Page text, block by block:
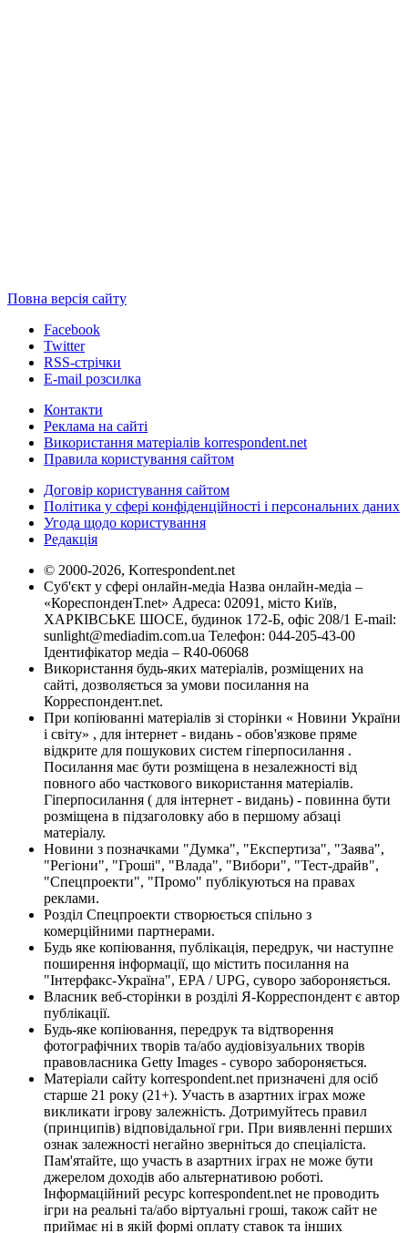
Повна версія сайту
Facebook
Twitter
RSS-стрічки
E-mail розсилка
Контакти
Реклама на сайті
Використання матеріалів korrespondent.net
Правила користування сайтом
Договір користування сайтом
Політика у сфері конфіденційності і персональних даних
Угода щодо користування
Редакція
© 2000-2026, Korrespondent.net
Суб'єкт у сфері онлайн-медіа Назва онлайн-медіа –
«КореспонденТ.net» Адреса: 02091, місто Київ,
ХАРКІВСЬКЕ ШОСЕ, будинок 172-Б, офіс 208/1 E-mail:
sunlight@mediadim.com.ua Телефон: 044-205-43-00
Ідентифікатор медіа – R40-06068
Використання будь-яких матеріалів, розміщених на
сайті, дозволяється за умови посилання на
Корреспондент.net.
При копіюванні матеріалів зі сторінки « Новини України
і світу» , для інтернет - видань - обов'язкове пряме
відкрите для пошукових систем гіперпосилання .
Посилання має бути розміщена в незалежності від
повного або часткового використання матеріалів.
Гіперпосилання ( для інтернет - видань) - повинна бути
розміщена в підзаголовку або в першому абзаці
матеріалу.
Новини з позначками "Думка", "Експертиза", "Заява",
"Регіони", "Гроші", "Влада", "Вибори", "Тест-драйв",
"Спецпроекти", "Промо" публікуються на правах
реклами.
Розділ Спецпроекти створюється спільно з
комерційними партнерами.
Будь яке копіювання, публікація, передрук, чи наступне
поширення інформації, що містить посилання на
"Інтерфакс-Україна", EPA / UPG, суворо забороняється.
Власник веб-сторінки в розділі Я-Корреспондент є автор
публікації.
Будь-яке копіювання, передрук та відтворення
фотографічних творів та/або аудіовізуальних творів
правовласника Getty Images - суворо забороняється.
Матеріали сайту korrespondent.net призначені для осіб
старше 21 року (21+). Участь в азартних іграх може
викликати ігрову залежність. Дотримуйтесь правил
(принципів) відповідальної гри. При виявленні перших
ознак залежності негайно зверніться до спеціаліста.
Пам'ятайте, що участь в азартних іграх не може бути
джерелом доходів або альтернативою роботі.
Інформаційний ресурс korrespondent.net не проводить
ігри на реальні та/або віртуальні гроші, також сайт не
приймає ні в якій формі оплату ставок та інших